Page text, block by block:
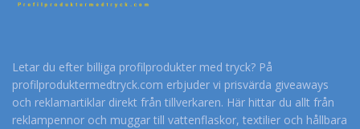
Letar du efter billiga profilprodukter med tryck? På
profilproduktermedtryck.com erbjuder vi prisvärda giveaways
och reklamartiklar direkt från tillverkaren. Här hittar du allt från
reklampennor och muggar till vattenflaskor, textilier och hållbara